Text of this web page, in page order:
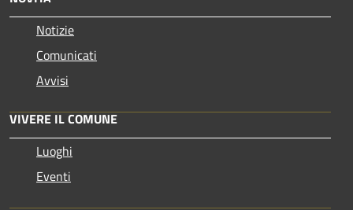
Notizie
Comunicati
Avvisi
VIVERE IL COMUNE
Luoghi
Eventi